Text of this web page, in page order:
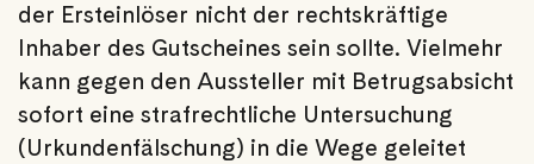
der Ersteinlöser nicht der rechtskräftige
Inhaber des Gutscheines sein sollte. Vielmehr
kann gegen den Aussteller mit Betrugsabsicht
sofort eine strafrechtliche Untersuchung
(Urkundenfälschung) in die Wege geleitet